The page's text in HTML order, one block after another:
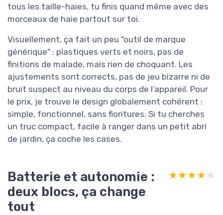
tous les taille-haies, tu finis quand même avec des
morceaux de haie partout sur toi.
Visuellement, ça fait un peu "outil de marque
générique" : plastiques verts et noirs, pas de
finitions de malade, mais rien de choquant. Les
ajustements sont corrects, pas de jeu bizarre ni de
bruit suspect au niveau du corps de l’appareil. Pour
le prix, je trouve le design globalement cohérent :
simple, fonctionnel, sans fioritures. Si tu cherches
un truc compact, facile à ranger dans un petit abri
de jardin, ça coche les cases.
Batterie et autonomie :
deux blocs, ça change
tout
★★★★★
★★★★★